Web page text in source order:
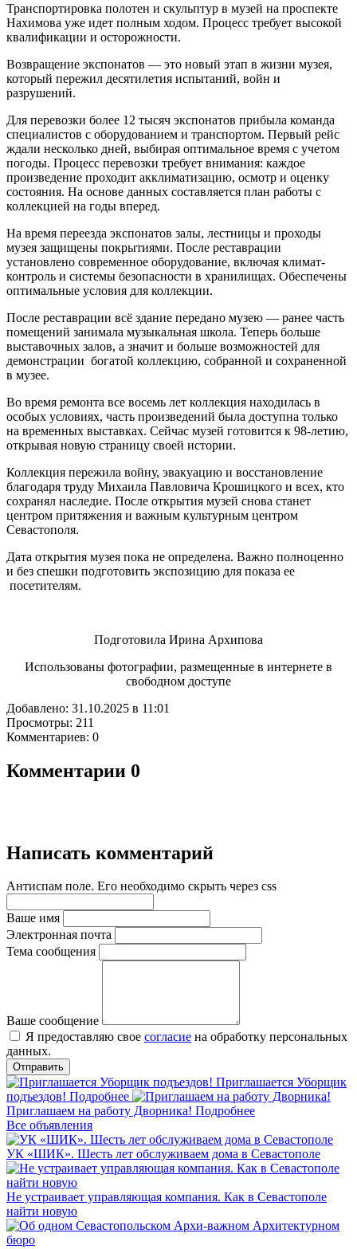
Транспортировка полотен и скульптур в музей на проспекте
Нахимова уже идет полным ходом. Процесс требует высокой
квалификации и осторожности.
Возвращение экспонатов — это новый этап в жизни музея,
который пережил десятилетия испытаний, войн и
разрушений.
Для перевозки более 12 тысяч экспонатов прибыла команда
специалистов с оборудованием и транспортом. Первый рейс
ждали несколько дней, выбирая оптимальное время с учетом
погоды. Процесс перевозки требует внимания: каждое
произведение проходит акклиматизацию, осмотр и оценку
состояния. На основе данных составляется план работы с
коллекцией на годы вперед.
На время переезда экспонатов залы, лестницы и проходы
музея защищены покрытиями. После реставрации
установлено современное оборудование, включая климат-
контроль и системы безопасности в хранилищах. Обеспечены
оптимальные условия для коллекции.
После реставрации всё здание передано музею — ранее часть
помещений занимала музыкальная школа. Теперь больше
выставочных залов, а значит и больше возможностей для
демонстрации богатой коллекцию, собранной и сохраненной
в музее.
Во время ремонта все восемь лет коллекция находилась в
особых условиях, часть произведений была доступна только
на временных выставках. Сейчас музей готовится к 98-летию,
открывая новую страницу своей истории.
Коллекция пережила войну, эвакуацию и восстановление
благодаря труду Михаила Павловича Крошицкого и всех, кто
сохранял наследие. После открытия музей снова станет
центром притяжения и важным культурным центром
Севастополя.
Дата открытия музея пока не определена. Важно полноценно
и без спешки подготовить экспозицию для показа ее
посетителям.
Подготовила Ирина Архипова
Использованы фотографии, размещенные в интернете в
свободном доступе
Добавлено: 31.10.2025 в 11:01
Просмотры: 211
Комментариев: 0
Комментарии 0
Написать комментарий
Антиспам поле. Его необходимо скрыть через css
Ваше имя
Электронная почта
Тема сообщения
Ваше сообщение
Я предоставляю свое согласие на обработку персональных
данных.
Приглашается Уборщик
подъездов! Подробнее
Приглашаем на работу Дворника! Подробнее
Все объявления
УК «ШИК». Шесть лет обслуживаем дома в Севастополе
Не устраивает управляющая компания. Как в Севастополе
найти новую